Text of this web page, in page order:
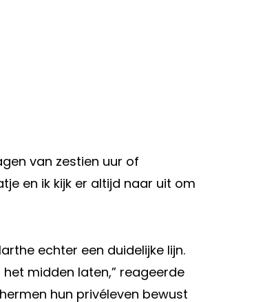
van zestien uur of
en ik kijk er altijd naar uit om
echter een duidelijke lijn.
midden laten,” reageerde
hun privéleven bewust